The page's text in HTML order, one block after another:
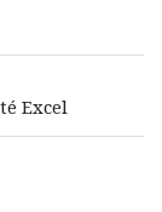
Excel